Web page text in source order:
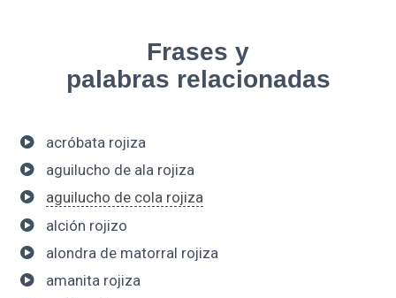
Frases y
palabras relacionadas
acróbata rojiza
aguilucho de ala rojiza
aguilucho de cola rojiza
alción rojizo
alondra de matorral rojiza
amanita rojiza